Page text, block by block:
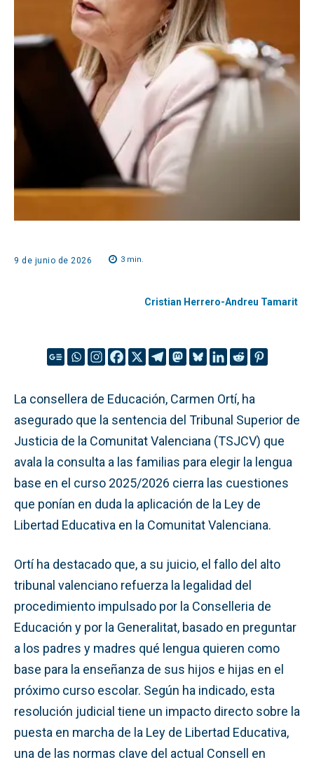
9 de junio de 2026 3 min.
Cristian Herrero-Andreu Tamarit
La consellera de Educación, Carmen Ortí, ha
asegurado que la sentencia del Tribunal Superior de
Justicia de la Comunitat Valenciana (TSJCV) que
avala la consulta a las familias para elegir la lengua
base en el curso 2025/2026 cierra las cuestiones
que ponían en duda la aplicación de la Ley de
Libertad Educativa en la Comunitat Valenciana.
Ortí ha destacado que, a su juicio, el fallo del alto
tribunal valenciano refuerza la legalidad del
procedimiento impulsado por la Conselleria de
Educación y por la Generalitat, basado en preguntar
a los padres y madres qué lengua quieren como
base para la enseñanza de sus hijos e hijas en el
próximo curso escolar. Según ha indicado, esta
resolución judicial tiene un impacto directo sobre la
puesta en marcha de la Ley de Libertad Educativa,
una de las normas clave del actual Consell en